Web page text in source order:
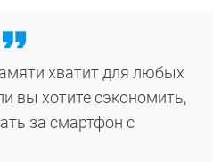
хватит для любых
вы хотите сэкономить,
за смартфон с